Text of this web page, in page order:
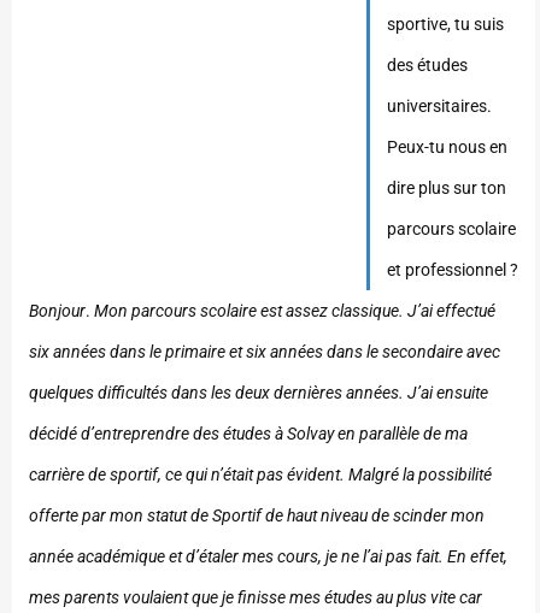
sportive, tu suis
des études
universitaires.
Peux-tu nous en
dire plus sur ton
parcours scolaire
et professionnel ?
Bonjour. Mon parcours scolaire est assez classique. J’ai effectué
six années dans le primaire et six années dans le secondaire avec
quelques difficultés dans les deux dernières années. J’ai ensuite
décidé d’entreprendre des études à Solvay en parallèle de ma
carrière de sportif, ce qui n’était pas évident. Malgré la possibilité
offerte par mon statut de Sportif de haut niveau de scinder mon
année académique et d’étaler mes cours, je ne l’ai pas fait. En effet,
mes parents voulaient que je finisse mes études au plus vite car